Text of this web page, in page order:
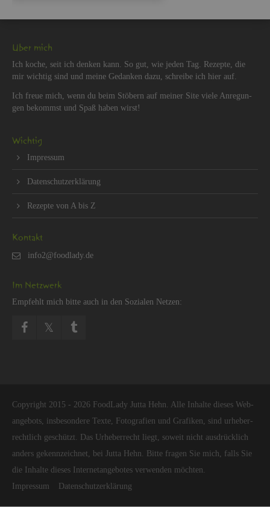
Über mich
Ich koche, seit ich den­ken kann. So gut, wie jeden Tag. Re­zep­te, die
mir wich­tig sind und meine Ge­dan­ken dazu, schrei­be ich hier auf.
Ich freue mich, wenn du beim Stö­bern auf mei­ner Site viele An­re­gun­
gen be­kommst und Spaß haben wirst!
Wich­tig
Im­pres­sum
Da­ten­schut­z­er­klä­rung
Re­zep­te von A bis Z
Kon­takt
Im Netz­werk
Emp­fehlt mich bitte auch in den So­zia­len Net­zen:
Co­py­right 2015 - 2026 Food­La­dy Jutta Hehn. Alle In­hal­te die­ses Web­
an­ge­bots, ins­be­son­de­re Texte, Fo­to­gra­fi­en und Gra­fi­ken, sind ur­he­ber­
recht­lich ge­schützt. Das Ur­he­ber­recht liegt, so­weit nicht aus­drück­lich
an­ders ge­kenn­zeich­net, bei Jutta Hehn. Bitte fra­gen Sie mich, falls Sie
die In­hal­te die­ses In­ter­net­an­ge­bo­tes ver­wen­den möch­ten.
Im­pres­sum
Da­ten­schut­z­er­klä­rung